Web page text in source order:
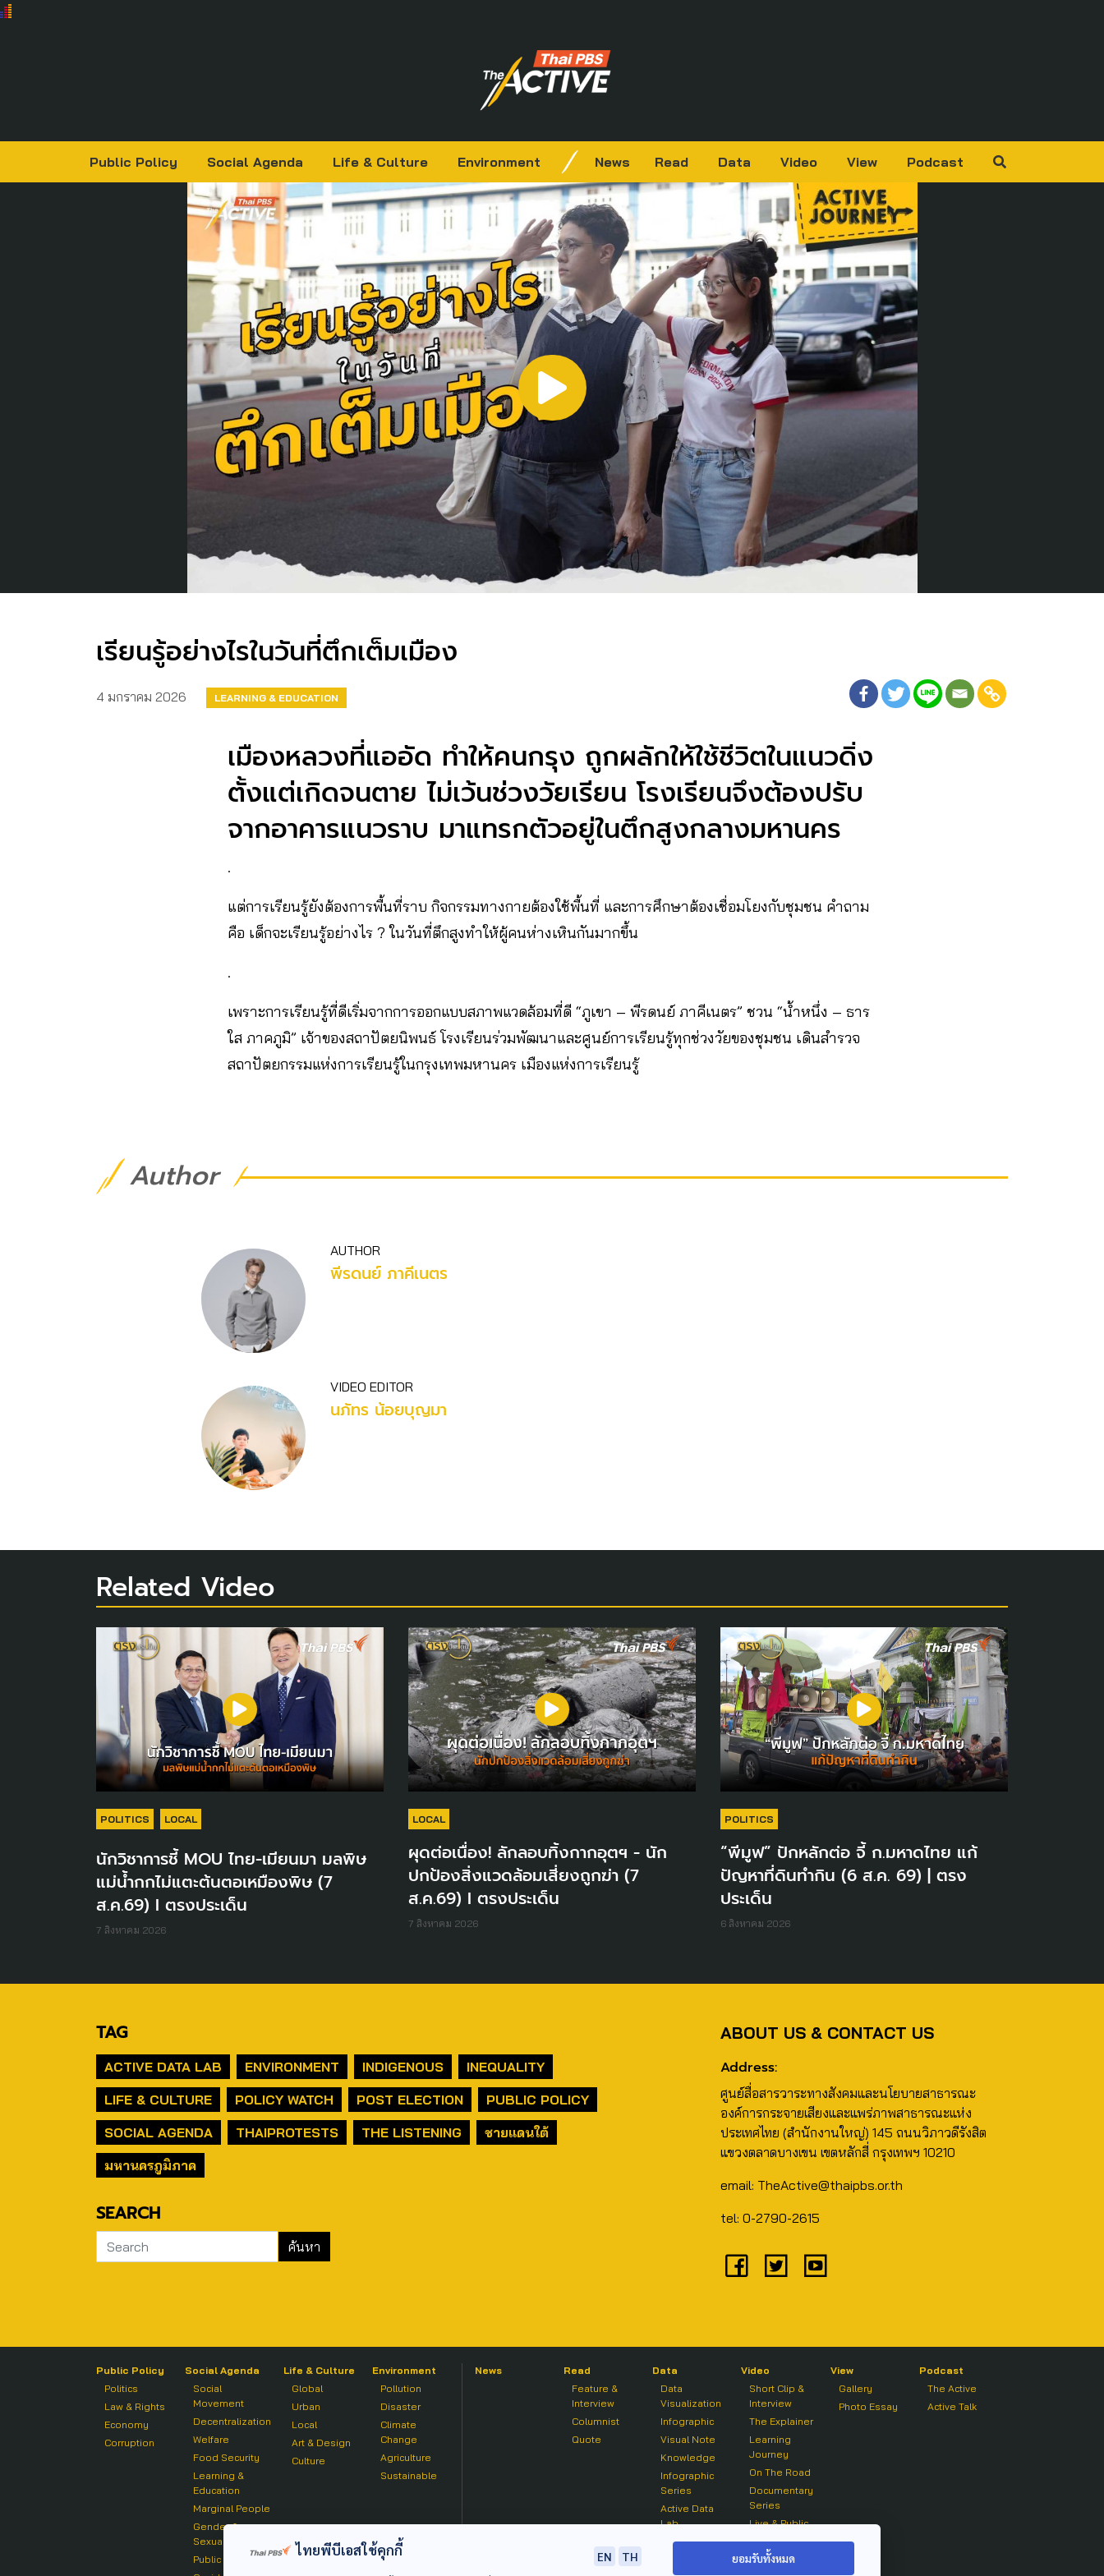
Public Policy Social Agenda Life & Culture Environment News Read Data Video View Podcast
เรียนรู้อย่างไรในวันที่ตึกเต็มเมือง
4 มกราคม 2026 LEARNING & EDUCATION
เมืองหลวงที่แออัด ทำให้คนกรุง ถูกผลักให้ใช้ชีวิตในแนวดิ่ง
ตั้งแต่เกิดจนตาย ไม่เว้นช่วงวัยเรียน โรงเรียนจึงต้องปรับ
จากอาคารแนวราบ มาแทรกตัวอยู่ในตึกสูงกลางมหานคร
.
แต่การเรียนรู้ยังต้องการพื้นที่ราบ กิจกรรมทางกายต้องใช้พื้นที่ และการศึกษาต้องเชื่อมโยงกับชุมชน คำถาม
คือ เด็กจะเรียนรู้อย่างไร ? ในวันที่ตึกสูงทำให้ผู้คนห่างเหินกันมากขึ้น
.
เพราะการเรียนรู้ที่ดีเริ่มจากการออกแบบสภาพแวดล้อมที่ดี “ภูเขา – พีรดนย์ ภาคีเนตร” ชวน “น้ำหนึ่ง – ธาร
ใส ภาคภูมิ” เจ้าของสถาปัตยนิพนธ์ โรงเรียนร่วมพัฒนาและศูนย์การเรียนรู้ทุกช่วงวัยของชุมชน เดินสำรวจ
สถาปัตยกรรมแห่งการเรียนรู้ในกรุงเทพมหานคร เมืองแห่งการเรียนรู้
Author
AUTHOR
พีรดนย์ ภาคีเนตร
VIDEO EDITOR
นภัทร น้อยบุญมา
Related Video
POLITICS LOCAL
นักวิชาการชี้ MOU ไทย-เมียนมา มลพิษ
แม่น้ำกกไม่แตะต้นตอเหมืองพิษ (7
ส.ค.69) I ตรงประเด็น
7 สิงหาคม 2026
LOCAL
ผุดต่อเนื่อง! ลักลอบทิ้งกากอุตฯ - นัก
ปกป้องสิ่งแวดล้อมเสี่ยงถูกฆ่า (7
ส.ค.69) I ตรงประเด็น
7 สิงหาคม 2026
POLITICS
“พีมูฟ” ปักหลักต่อ จี้ ก.มหาดไทย แก้
ปัญหาที่ดินทำกิน (6 ส.ค. 69) | ตรง
ประเด็น
6 สิงหาคม 2026
TAG
ACTIVE DATA LAB ENVIRONMENT INDIGENOUS
INEQUALITY
LIFE & CULTURE
POLICY WATCH POST ELECTION
PUBLIC POLICY
SOCIAL AGENDA
THAIPROTESTS THE LISTENING
ชายแดนใต้
มหานครภูมิภาค
SEARCH
ABOUT US & CONTACT US
Address:
ศูนย์สื่อสารวาระทางสังคมและนโยบายสาธารณะ
องค์การกระจายเสียงและแพร่ภาพสาธารณะแห่ง
ประเทศไทย (สำนักงานใหญ่) 145 ถนนวิภาวดีรังสิต
แขวงตลาดบางเขน เขตหลักสี่ กรุงเทพฯ 10210
email: TheActive@thaipbs.or.th
tel: 0-2790-2615
Public Policy
Politics
Law & Rights
Economy
Corruption
Social Agenda
Social
Movement
Decentralization
Welfare
Food Security
Learning &
Education
Marginal People
Gender &
Sexuality
Public Health
Life & Culture
Global
Urban
Local
Art & Design
Culture
Environment
Pollution
Disaster
Climate
Change
Agriculture
Sustainable
News
Read
Feature &
Interview
Columnist
Quote
Data
Data
Visualization
Infographic
Visual Note
Knowledge
Infographic
Series
Active Data
Lab
Video
Short Clip &
Interview
The Explainer
Learning
Journey
On The Road
Documentary
Series
Live & Public
On air Clip
View
Gallery
Photo Essay
Podcast
The Active
Active Talk
ไทยพีบีเอสใช้คุกกี้ EN TH ยอมรับทั้งหมด